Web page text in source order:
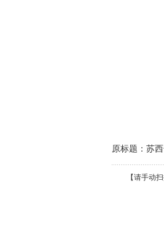
原标题：苏
【请手动扫描